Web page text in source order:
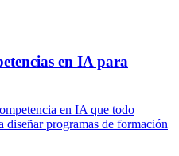
en IA para
en IA que todo
diseñar programas de formación